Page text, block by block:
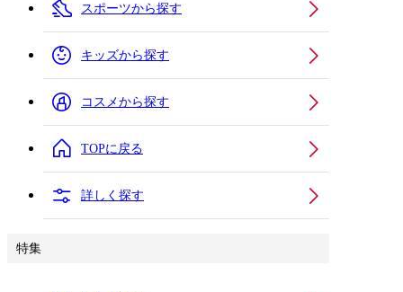
スポーツから探す
キッズから探す
コスメから探す
TOPに戻る
詳しく探す
特集